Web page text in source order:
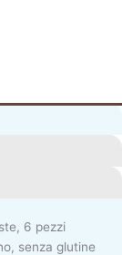
6 pezzi
senza glutine